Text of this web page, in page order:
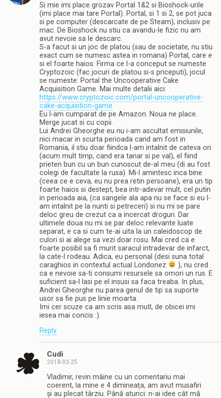
Si mie imi place grozav Portal 1&2 si Bioshock-urile
(imi place mai tare Portal). Portal, si 1 si 2, se pot juca
si pe computer (descarcate de pe Steam), inclusiv pe
mac. De Bioshock nu stiu ca avandu-le fizic nu am
avut nevoie sa le descarc.
S-a facut si un joc de platou (sau de societate, nu stiu
exact cum se numesc astea in romana) Portal, care e
si el foarte haios. Firma ce l-a conceput se numeste
Cryptozoic (fac jocuri de platou si-s priceputi), jocul
se numeste: Portal the Uncooperative Cake
Acquisition Game. Mai multe detalii aici:
https://www.cryptozoic.com/portal-uncooperative-
cake-acquisition-game
Eu l-am cumparat de pe Amazon. Noua ne place.
Merge jucat si cu copii.
Lui Andrei Gheorghe eu nu i-am ascultat emisiunile,
nici macar in scurta perioada cand am fost in
Romania, il stiu doar fiindca l-am intalnit de cateva ori
(acum mult timp, cand era tanar si pe val), el fiind
prieten bun cu un bun cunoscut de-al meu (di au fost
colegi de facultate la rusa). Mi-l amintesc inca bine
(ceea ce e ceva, eu nu prea retin persoane), era un tip
foarte haios si destept, bea intr-adevar mult, cel putin
in perioada aia, (ca sangele ala apa nu se face si eu l-
am intalnit pe la nunti si petreceri) si nu mi se pare
deloc greu de crezut ca a incercat droguri. Dar
ultimele doua nu mi se par deloc relevante luate
separat, e ca si cum te-ai uita la un caleidoscop de
culori si ai alege sa vezi doar rosu. Mai cred ca e
foarte posibil sa fi murit saracul intradevar de infarct,
la cate-l rodeau. Adica, eu personal (desi suna total
caraghios in contextul actual Londonez
), nu cred
ca e nevoie sa-ti consumi resursele sa omori un rus. E
suficient sa-l lasi pe el insusi sa faca treaba. In plus,
Andrei Gheorghe nu parea genul de tip sa suporte
usor sa fie pus pe linie moarta.
Imi cer scuze ca am scris asa mutl, de obicei imi
iesea mai concis :).
Reply
Cudi
2018-03-25
Vladimir, revin mâine cu un comentariu mai
coerent, la mine e 4 dimineața, am avut musafiri
și au plecat târziu. Până atunci: n-ai idee cât mă